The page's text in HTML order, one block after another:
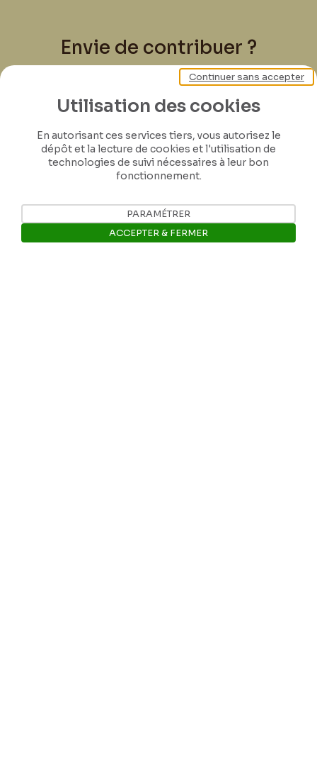
Envie de contribuer ?
Joignez-vous à nous pour préserver l'héritage
de Félicien Rops ! Partagez vos lettres,
contribuer à faire perdurer son œuvre pour
les générations futures.
Utilisation des cookies
En autorisant ces services tiers, vous autorisez le
dépôt et la lecture de cookies et l'utilisation de
technologies de suivi nécessaires à leur bon
fonctionnement.
Continuer sans accepter
PARAMÉTRER
ACCEPTER & FERMER